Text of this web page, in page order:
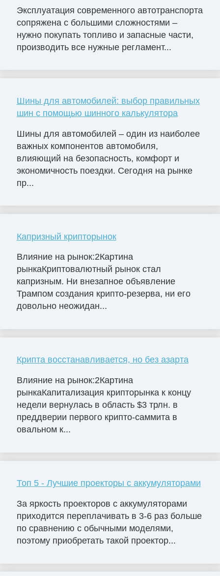
Эксплуатация современного автотранспорта
сопряжена с большими сложностями –
нужно покупать топливо и запасные части,
производить все нужные регламент...
Шины для автомобилей: выбор правильных
шин с помощью шинного калькулятора
Шины для автомобилей – один из наиболее
важных компонентов автомобиля,
влияющий на безопасность, комфорт и
экономичность поездки. Сегодня на рынке
пр...
Капризный крипторынок
Влияние на рынок:2Картина
рынкаКриптовалютный рынок стал
капризным. Ни внезапное объявление
Трампом создания крипто-резерва, ни его
довольно неожидан...
Крипта восстанавливается, но без азарта
Влияние на рынок:2Картина
рынкаКапитализация крипторынка к концу
недели вернулась в область $3 трлн. в
преддверии первого крипто-саммита в
овальном к...
Топ 5 - Лучшие проекторы с аккумуляторами
За яркость проекторов с аккумуляторами
приходится переплачивать в 3-6 раз больше
по сравнению с обычными моделями,
поэтому приобретать такой проектор...